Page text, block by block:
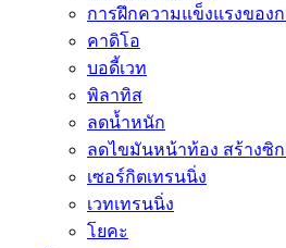
การฝึกความแข็งแรงของ
คาดิโอ
บอดี้เวท
พิลาทิส
ลดน้ำหนัก
ลดไขมันหน้าท้อง สร้างซิ
เซอร์กิตเทรนนิ่ง
เวทเทรนนิ่ง
โยคะ